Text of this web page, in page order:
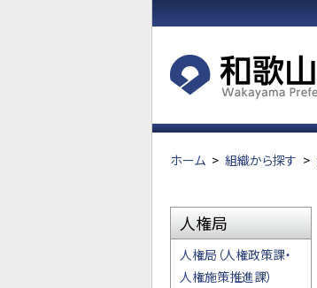
ホーム > 組織から探す >
人権局
人権局（人権政策課・
人権施策推進課）